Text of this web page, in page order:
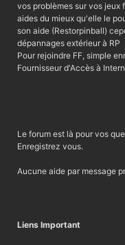
vos problèmes sur vos jeux
aides du mieux qu'elle le
son aide (Restorpinball)
dépannages extérieur à RP
Pour rejoindre FF, simple
Fournisseur d'Accès à
Le forum est là pour vos
Enregistrez vous.
Aucune aide par message
Liens Important